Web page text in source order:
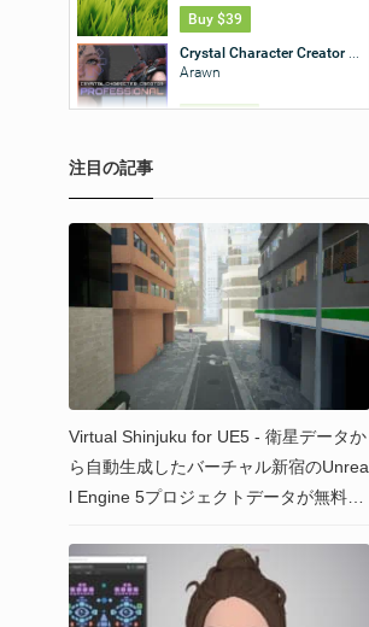
注目の記事
Virtual Shinjuku for UE5 - 衛星データか
ら自動生成したバーチャル新宿のUnrea
l Engine 5プロジェクトデータが無料ダ